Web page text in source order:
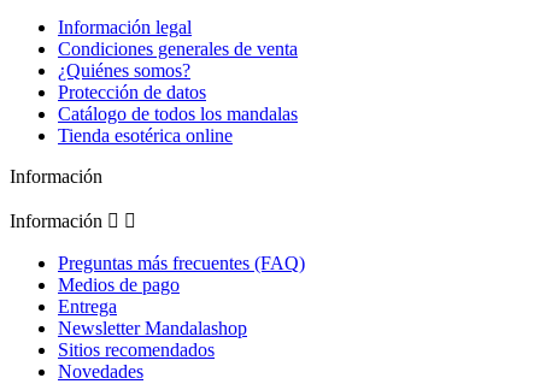
Información legal
Condiciones generales de venta
¿Quiénes somos?
Protección de datos
Catálogo de todos los mandalas
Tienda esotérica online
Información
Información  
Preguntas más frecuentes (FAQ)
Medios de pago
Entrega
Newsletter Mandalashop
Sitios recomendados
Novedades